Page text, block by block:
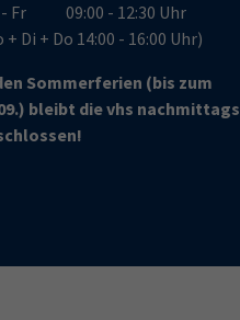
- Fr 09:00 - 12:30 Uhr
+ Di + Do 14:00 - 16:00 Uhr)
Sommerferien (bis zum
bleibt die vhs nachmittags